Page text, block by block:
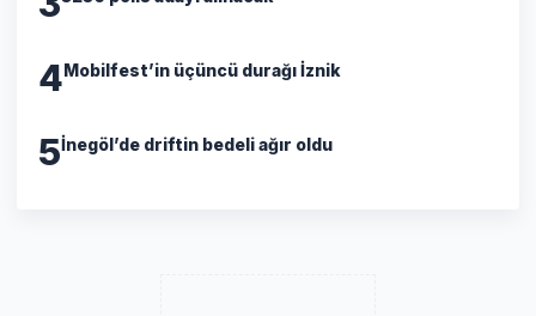
4Mobilfest’in üçüncü durağı İznik
5İnegöl’de driftin bedeli ağır oldu